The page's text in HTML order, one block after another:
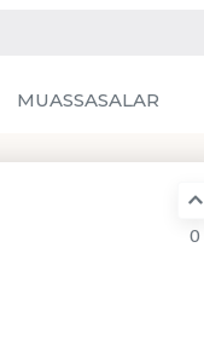
MUASSASALAR
0